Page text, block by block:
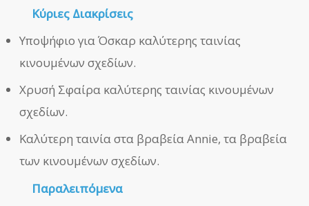
Κύριες Διακρίσεις
Υποψήφιο για Όσκαρ καλύτερης ταινίας
κινουμένων σχεδίων.
Χρυσή Σφαίρα καλύτερης ταινίας κινουμένων
σχεδίων.
Καλύτερη ταινία στα βραβεία Annie, τα βραβεία
των κινουμένων σχεδίων.
Παραλειπόμενα